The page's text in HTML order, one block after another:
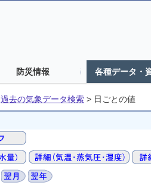
防災情報 各種データ・
過去の気象データ検索 > 日ごとの値